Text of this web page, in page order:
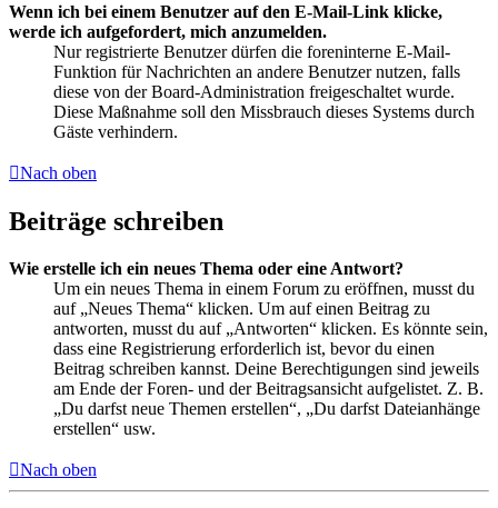
Wenn ich bei einem Benutzer auf den E-Mail-Link klicke,
werde ich aufgefordert, mich anzumelden.
Nur registrierte Benutzer dürfen die foreninterne E-Mail-
Funktion für Nachrichten an andere Benutzer nutzen, falls
diese von der Board-Administration freigeschaltet wurde.
Diese Maßnahme soll den Missbrauch dieses Systems durch
Gäste verhindern.
Nach oben
Beiträge schreiben
Wie erstelle ich ein neues Thema oder eine Antwort?
Um ein neues Thema in einem Forum zu eröffnen, musst du
auf „Neues Thema“ klicken. Um auf einen Beitrag zu
antworten, musst du auf „Antworten“ klicken. Es könnte sein,
dass eine Registrierung erforderlich ist, bevor du einen
Beitrag schreiben kannst. Deine Berechtigungen sind jeweils
am Ende der Foren- und der Beitragsansicht aufgelistet. Z. B.
„Du darfst neue Themen erstellen“, „Du darfst Dateianhänge
erstellen“ usw.
Nach oben